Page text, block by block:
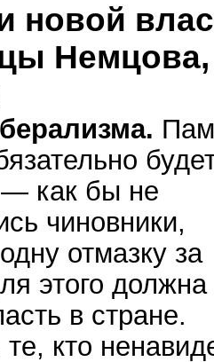
новой
— как бы не
чиновники,
отмазку за
этого должна
в стране.
кто